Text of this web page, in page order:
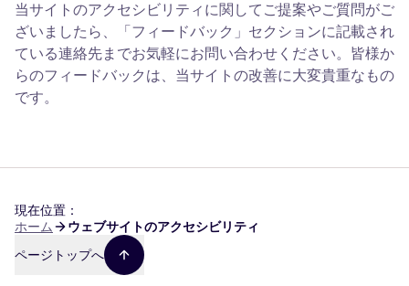
当サイトのアクセシビリティに関してご提案やご質問がご
ざいましたら、「フィードバック」セクションに記載され
ている連絡先までお気軽にお問い合わせください。皆様か
らのフィードバックは、当サイトの改善に大変貴重なもの
です。
現在位置：
パ
く
ホーム
ウェブサイトのアクセシビリティ
ページトップへ